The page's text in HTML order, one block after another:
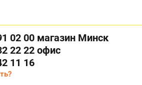
02 00 магазин Минск
22 22 офис
11 16